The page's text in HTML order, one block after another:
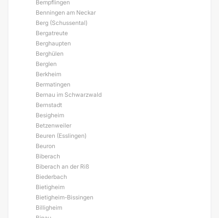
Bempflingen
Benningen am Neckar
Berg (Schussental)
Bergatreute
Berghaupten
Berghülen
Berglen
Berkheim
Bermatingen
Bernau im Schwarzwald
Bernstadt
Besigheim
Betzenweiler
Beuren (Esslingen)
Beuron
Biberach
Biberach an der Riß
Biederbach
Bietigheim
Bietigheim-Bissingen
Billigheim